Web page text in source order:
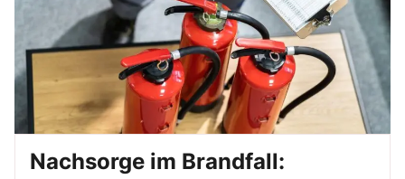
Nachsorge im Brandfall: